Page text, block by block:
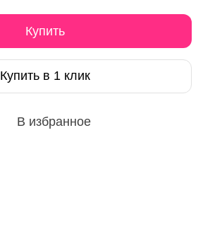
Купить
Купить в 1 клик
В избранное